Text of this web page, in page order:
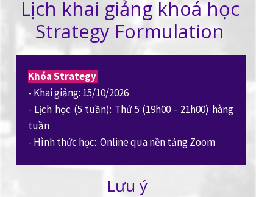
Khóa Strategy
- Khai giảng: 15/10/2026
- Lịch học (5 tuần): Thứ 5 (19h00 - 21h00) hàng
tuần
- Hình thức học: Online qua nền tảng Zoom
Lịch khai giảng khoá học
Strategy Formulation
Lưu ý